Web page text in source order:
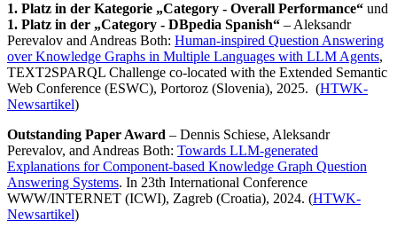
1. Platz in der Kategorie „Category - Overall Performance“ und
1. Platz in der „Category - DBpedia Spanish“ – Aleksandr
Perevalov and Andreas Both: Human-inspired Question Answering
over Knowledge Graphs in Multiple Languages with LLM Agents,
TEXT2SPARQL Challenge co-located with the Extended Semantic
Web Conference (ESWC), Portoroz (Slovenia), 2025. (HTWK-
Newsartikel)
Outstanding Paper Award – Dennis Schiese, Aleksandr
Perevalov, and Andreas Both: Towards LLM-generated
Explanations for Component-based Knowledge Graph Question
Answering Systems. In 23th International Conference
WWW/INTERNET (ICWI), Zagreb (Croatia), 2024. (HTWK-
Newsartikel)